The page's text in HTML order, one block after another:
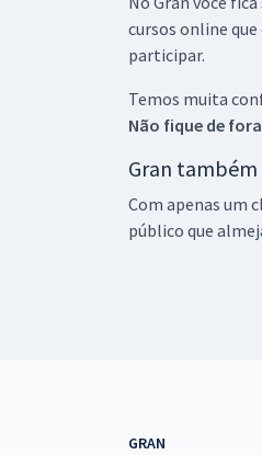
cursos online
participar.
Temos muita
Não fique de
Gran também
Com apenas um
público que
GRAN